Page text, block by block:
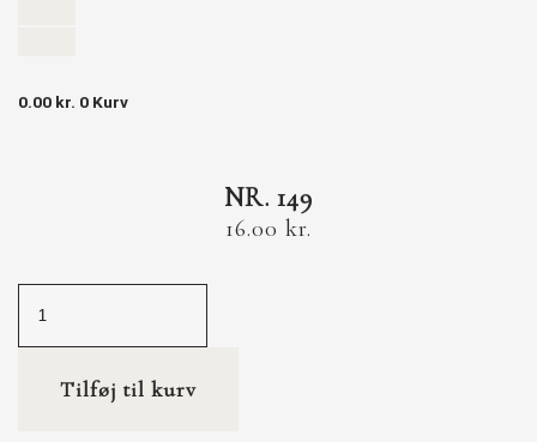
0.00 kr. 0 Kurv
NR. 149
16.00 kr.
Tilføj til kurv